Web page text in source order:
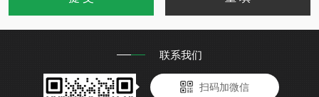
联系我们
扫码加微信